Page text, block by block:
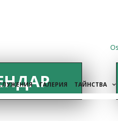
ГАЛЕРИЯ ТАЙНСТВА